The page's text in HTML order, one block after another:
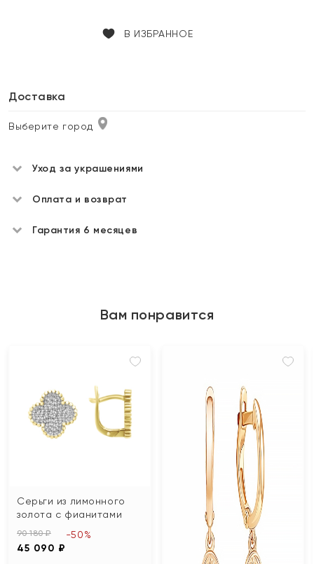
В ИЗБРАННОЕ
Доставка
Выберите город
Уход за украшениями
Оплата и возврат
Гарантия 6 месяцев
Вам понравится
Серьги из лимонного
золота с фианитами
90 180 ₽
45 090 ₽
-50%